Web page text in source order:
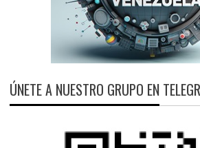
ÚNETE A NUESTRO GRUPO EN